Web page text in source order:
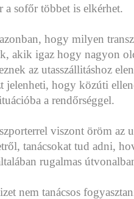
sofőr többet is elkérhet.
hogy milyen
akik igaz hogy nagyon
az utasszállitáshoz
jelenheti, hogy közúti
a rendőrséggel.
viszont öröm az
tanácsokat tud adni,
rugalmas
nem tanácsos